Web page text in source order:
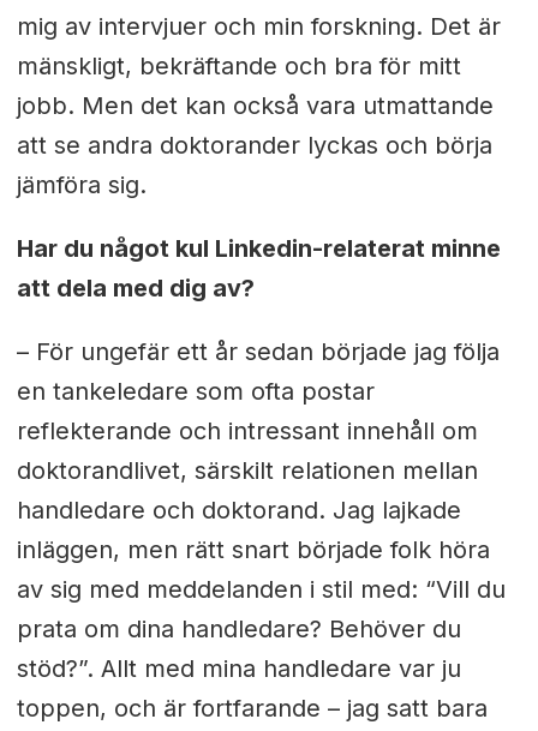
mig av intervjuer och min forskning. Det är
mänskligt, bekräftande och bra för mitt
jobb. Men det kan också vara utmattande
att se andra doktorander lyckas och börja
jämföra sig.
Har du något kul Linkedin-relaterat minne
att dela med dig av?
– För ungefär ett år sedan började jag följa
en tankeledare som ofta postar
reflekterande och intressant innehåll om
doktorandlivet, särskilt relationen mellan
handledare och doktorand. Jag lajkade
inläggen, men rätt snart började folk höra
av sig med meddelanden i stil med: “Vill du
prata om dina handledare? Behöver du
stöd?”. Allt med mina handledare var ju
toppen, och är fortfarande – jag satt bara